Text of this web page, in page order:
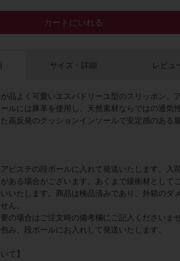
カートにいれる
品よく可愛いエスパドリーユ型のスリッポン。
ルには豚革を使用し、天然素材ならではの通気
高反発のクッションインソールで安定感のある
ビステの段ボールに入れて発送いたします。入
ある場合がございます。あくまで緩衝材として
いたします。商品は検品済みであり、外箱のダ
ん。
の場合はご注文時の備考欄にご記入くださいま
み、段ボールにお入れして発送いたします。
て】
サイズ・詳細 レビュ